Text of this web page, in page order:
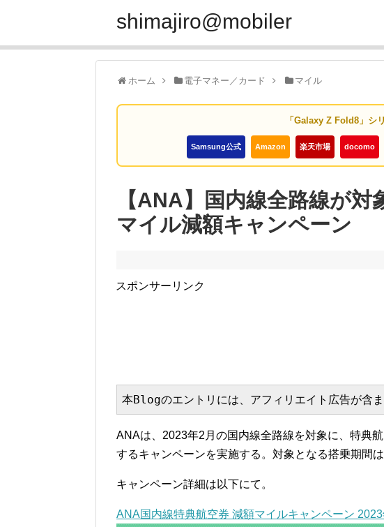
shimajiro@mobiler
ホーム 電子マネー／カード マイル
「Galaxy Z Fold8」シ
Samsung公式 Amazon 楽天市場 docomo
【ANA】国内線全路線が
マイル減額キャンペーン
スポンサーリンク
本Blogのエントリには、アフィリエイト広告が含ま
ANAは、2023年2月の国内線全路線を対象に、特典
するキャンペーンを実施する。対象となる搭乗期間
キャンペーン詳細は以下にて。
ANA国内線特典航空券 減額マイルキャンペーン